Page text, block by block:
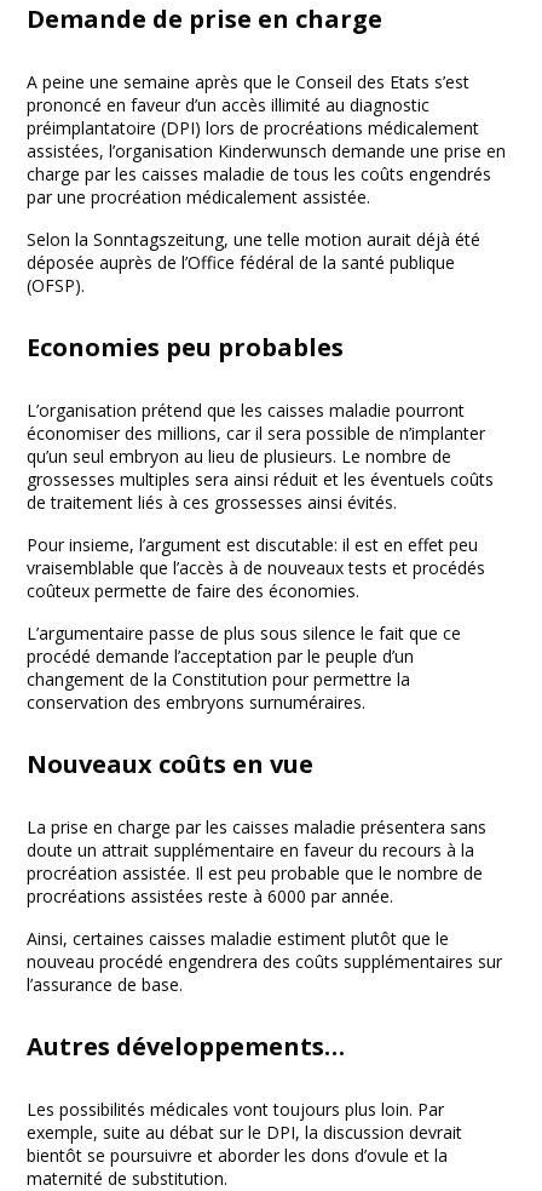
Demande de prise en charge
A peine une semaine après que le Conseil des Etats s’est
prononcé en faveur d’un accès illimité au diagnostic
préimplantatoire (DPI) lors de procréations médicalement
assistées, l’organisation Kinderwunsch demande une prise en
charge par les caisses maladie de tous les coûts engendrés
par une procréation médicalement assistée.
Selon la Sonntagszeitung, une telle motion aurait déjà été
déposée auprès de l’Office fédéral de la santé publique
(OFSP).
Economies peu probables
L’organisation prétend que les caisses maladie pourront
économiser des millions, car il sera possible de n’implanter
qu’un seul embryon au lieu de plusieurs. Le nombre de
grossesses multiples sera ainsi réduit et les éventuels coûts
de traitement liés à ces grossesses ainsi évités.
Pour insieme, l’argument est discutable: il est en effet peu
vraisemblable que l’accès à de nouveaux tests et procédés
coûteux permette de faire des économies.
L’argumentaire passe de plus sous silence le fait que ce
procédé demande l’acceptation par le peuple d’un
changement de la Constitution pour permettre la
conservation des embryons surnuméraires.
Nouveaux coûts en vue
La prise en charge par les caisses maladie présentera sans
doute un attrait supplémentaire en faveur du recours à la
procréation assistée. Il est peu probable que le nombre de
procréations assistées reste à 6000 par année.
Ainsi, certaines caisses maladie estiment plutôt que le
nouveau procédé engendrera des coûts supplémentaires sur
l’assurance de base.
Autres développements…
Les possibilités médicales vont toujours plus loin. Par
exemple, suite au débat sur le DPI, la discussion devrait
bientôt se poursuivre et aborder les dons d’ovule et la
maternité de substitution.